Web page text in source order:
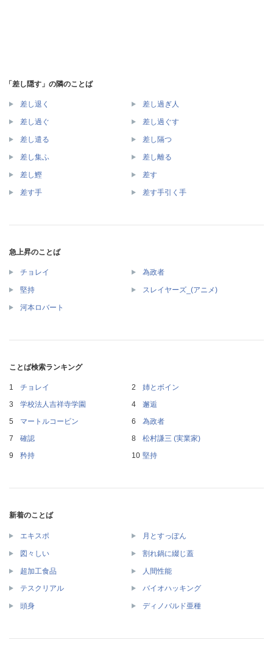
「差し隠す」の隣のことば
差し退く 差し過ぎ人
差し過ぐ 差し過ぐす
差し遣る 差し隔つ
差し集ふ 差し離る
差し鰹 差す
差す手 差す手引く手
急上昇のことば
チョレイ 為政者
堅持 スレイヤーズ_(アニメ)
河本ロバート
ことば検索ランキング
チョレイ
姉とボイン
学校法人吉祥寺学園
邂逅
マートルコービン
為政者
確認
松村謙三 (実業家)
矜持
堅持
新着のことば
エキスポ 月とすっぽん
図々しい 割れ鍋に綴じ蓋
超加工食品 人間性能
テスクリアル バイオハッキング
頭身 ディノバルド亜種